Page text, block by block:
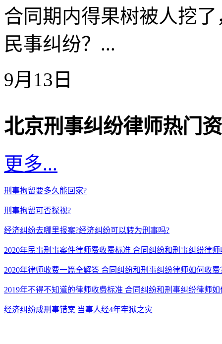
合同期内得果树被人挖
民事纠纷？...
9月13日
北京刑事纠纷律师热门
更多...
刑事拘留要多久能回家?
刑事拘留可否探视?
经济纠纷去哪里报案?经济纠纷可以转为刑事吗?
2020年民事刑事案件律师费收费标准 合同纠纷和刑事纠纷律
2020年律师收费一篇全解答 合同纠纷和刑事纠纷律师如何收费
2019年不得不知道的律师收费标准 合同纠纷和刑事纠纷律师
经济纠纷成刑事错案 当事人经4年牢狱之灾